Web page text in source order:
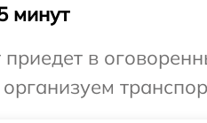
минут
в